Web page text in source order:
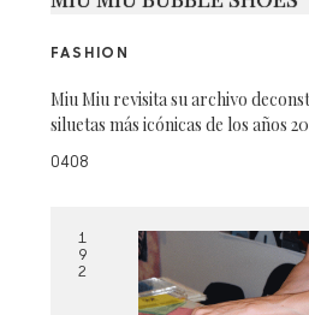
FASHION
Miu Miu revisita su archivo
siluetas más icónicas de los años
0408
1
9
2